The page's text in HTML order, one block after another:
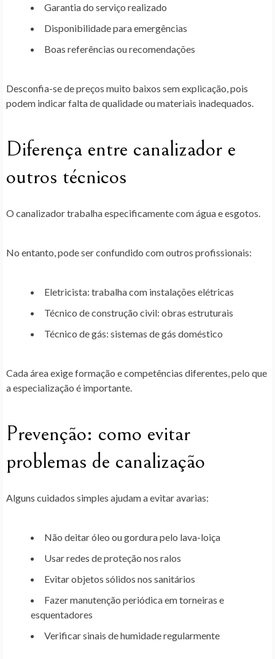
Garantia do serviço realizado
Disponibilidade para emergências
Boas referências ou recomendações
Desconfia-se de preços muito baixos sem explicação, pois
podem indicar falta de qualidade ou materiais inadequados.
Diferença entre canalizador e
outros técnicos
O canalizador trabalha especificamente com água e esgotos.
No entanto, pode ser confundido com outros profissionais:
Eletricista: trabalha com instalações elétricas
Técnico de construção civil: obras estruturais
Técnico de gás: sistemas de gás doméstico
Cada área exige formação e competências diferentes, pelo que
a especialização é importante.
Prevenção: como evitar
problemas de canalização
Alguns cuidados simples ajudam a evitar avarias:
Não deitar óleo ou gordura pelo lava-loiça
Usar redes de proteção nos ralos
Evitar objetos sólidos nos sanitários
Fazer manutenção periódica em torneiras e
esquentadores
Verificar sinais de humidade regularmente